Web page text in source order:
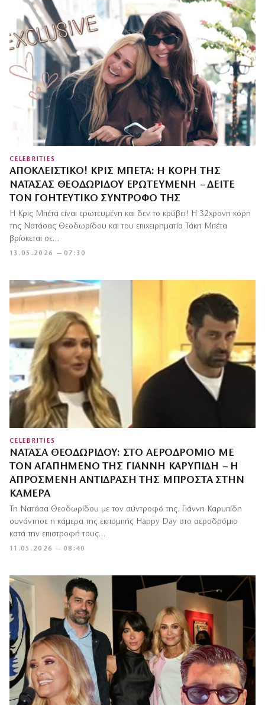
CELEBRITIES
ΑΠΟΚΛΕΙΣΤΙΚΌ! ΚΡΙΣ ΜΠΈΤΑ: Η ΚΌΡΗ ΤΗΣ
ΝΑΤΆΣΑΣ ΘΕΟΔΩΡΊΔΟΥ ΕΡΩΤΕΥΜΈΝΗ – ΔΕΊΤΕ
ΤΟΝ ΓΟΗΤΕΥΤΙΚΌ ΣΎΝΤΡΟΦΌ ΤΗΣ
13.05.2026 — 07:30
H Κρις Μπέτα είναι ερωτευμένη και δεν το κρύβει! Η 32χρονη κόρη
της Νατάσας Θεοδωρίδου και του επιχειρηματία Τάκη Μπέτα
βρίσκεται σε…
CELEBRITIES
ΝΑΤΆΣΑ ΘΕΟΔΩΡΊΔΟΥ: ΣΤΟ ΑΕΡΟΔΡΌΜΙΟ ΜΕ
ΤΟΝ ΑΓΑΠΗΜΈΝΟ ΤΗΣ ΓΙΆΝΝΗ ΚΑΡΥΠΊΔΗ – Η
ΑΠΡΌΣΜΕΝΗ ΑΝΤΊΔΡΑΣΉ ΤΗΣ ΜΠΡΟΣΤΆ ΣΤΗΝ
ΚΆΜΕΡΑ
11.05.2026 — 08:40
Τη Νατάσα Θεοδωρίδου με τον σύντροφό της. Γιάννη Καρυπίδη
συνάντησε η κάμερα της εκπομπής Happy Day στο αεροδρόμιο
κατά την επιστροφή τους…